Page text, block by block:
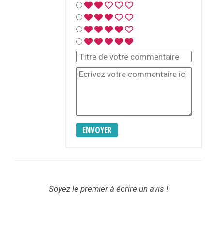
ENVOYER
Soyez le premier à écrire un avis !